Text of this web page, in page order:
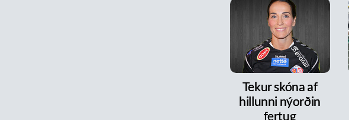
Tekur skóna af
hillunni nýorðin
fertug